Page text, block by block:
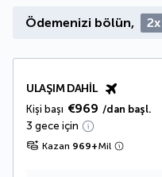
Ödemenizi bölün, 2x
ULAŞIM DAHIL
Kişi başı €969 /dan başl.
3 gece için
Kazan 969+Mil